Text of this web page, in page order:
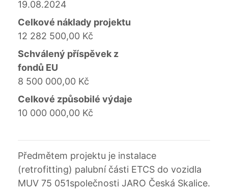
19.08.2024
Celkové náklady projektu
12 282 500,00 Kč
Schválený příspěvek z
fondů EU
8 500 000,00 Kč
Celkové způsobilé výdaje
10 000 000,00 Kč
Předmětem projektu je instalace
(retrofitting) palubní části ETCS do vozidla
MUV 75 051společnosti JARO Česká Skalice.